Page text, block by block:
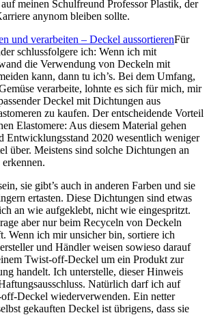
meinen Schulfreund Professor Plastik, der
anynom bleiben sollte.
Für
schlussfolgere ich: Wenn ich mit
die Verwendung von Deckeln mit
kann, dann tu ich’s. Bei dem Umfang,
verarbeite, lohnte es sich für mich, mir
Deckel mit Dichtungen aus
zu kaufen. Der entscheidende Vorteil
Elastomere: Aus diesem Material gehen
Entwicklungsstand 2020 wesentlich weniger
über. Meistens sind solche Dichtungen an
sie gibt’s auch in anderen Farben und sie
ertasten. Diese Dichtungen sind etwas
an wie aufgeklebt, nicht wie eingespritzt.
aber nur beim Recyceln von Deckeln
Wenn ich mir unsicher bin, sortiere ich
und Händler weisen sowieso darauf
Twist-off-Deckel um ein Produkt zur
handelt. Ich unterstelle, dieser Hinweis
Natürlich darf ich auf
Deckel wiederverwenden. Ein netter
gekauften Deckel ist übrigens, dass sie